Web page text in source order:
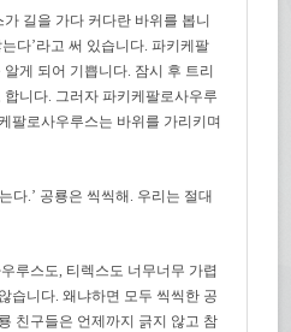
길을 가다 커다란 바위를 봅니
다’라고 써 있습니다. 파키케팔
게 되어 기쁩니다. 잠시 후 트리
니다. 그러자 파키케팔로사우루
팔로사우루스는 바위를 가리키며
다.’ 공룡은 씩씩해. 우리는 절대
루스도, 티렉스도 너무너무 가렵
습니다. 왜냐하면 모두 씩씩한 공
친구들은 언제까지 긁지 않고 참